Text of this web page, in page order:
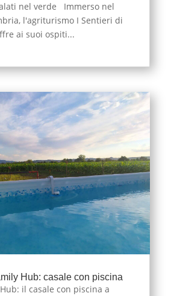
nel verde Immerso nel
l'agriturismo I Sentieri di
ai suoi ospiti...
Hub: casale con piscina
il casale con piscina a